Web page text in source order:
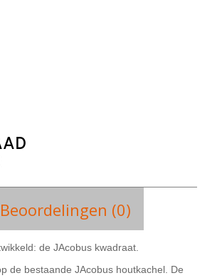
Beoordelingen (0)
de JAcobus kwadraat.
de bestaande JAcobus houtkachel. De